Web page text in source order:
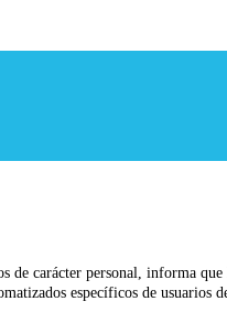
carácter personal, informa que
específicos de usuarios